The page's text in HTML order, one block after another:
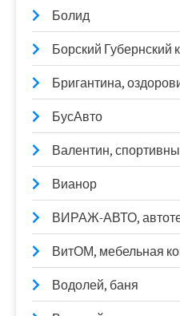
Болид
Борский Губернский
Бригантина,
БусАвто
Валентин,
Вианор
ВИРАЖ-АВТО,
ВитОМ, мебельная
Водолей, баня